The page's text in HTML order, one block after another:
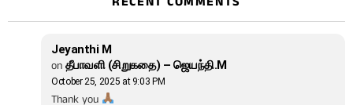
Jeyanthi M
on தீபாவளி (சிறுகதை) – ஜெயந்தி.M
October 25, 2025 at 9:03 PM
Thank you